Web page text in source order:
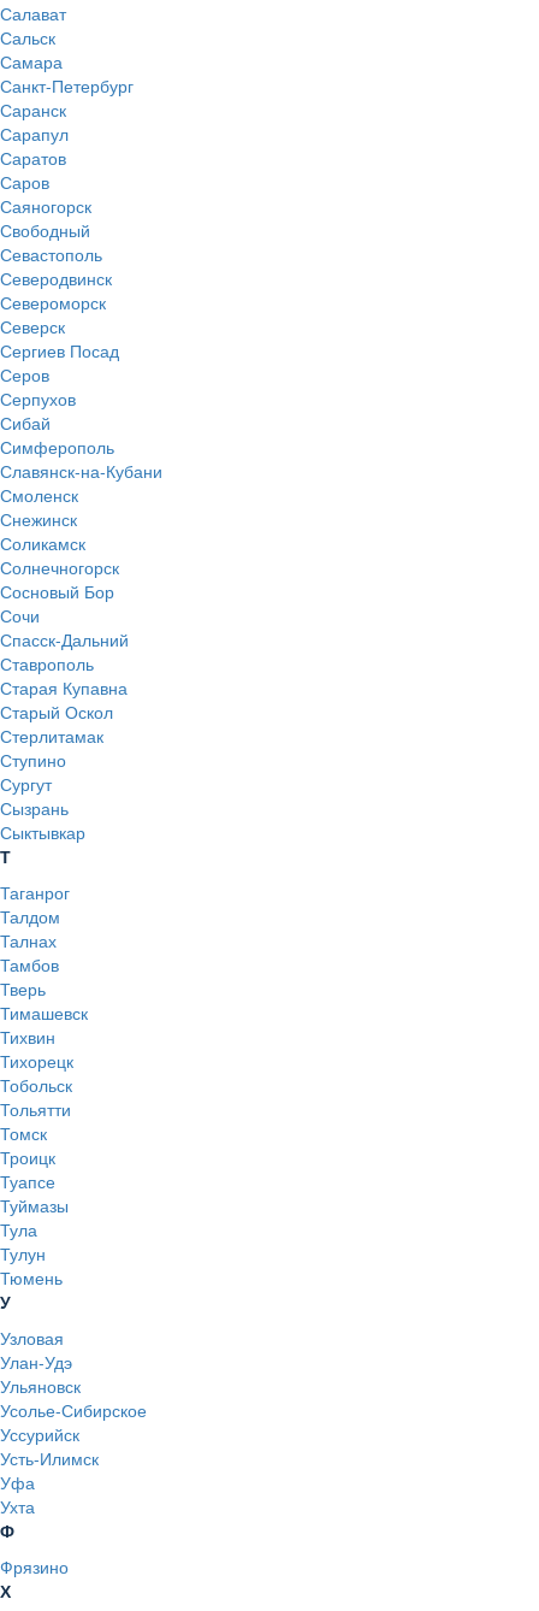
Салават
Сальск
Самара
Санкт-Петербург
Саранск
Сарапул
Саратов
Саров
Саяногорск
Свободный
Севастополь
Северодвинск
Североморск
Северск
Сергиев Посад
Серов
Серпухов
Сибай
Симферополь
Славянск-на-Кубани
Смоленск
Снежинск
Соликамск
Солнечногорск
Сосновый Бор
Сочи
Спасск-Дальний
Ставрополь
Старая Купавна
Старый Оскол
Стерлитамак
Ступино
Сургут
Сызрань
Сыктывкар
Т
Таганрог
Талдом
Талнах
Тамбов
Тверь
Тимашевск
Тихвин
Тихорецк
Тобольск
Тольятти
Томск
Троицк
Туапсе
Туймазы
Тула
Тулун
Тюмень
У
Узловая
Улан-Удэ
Ульяновск
Усолье-Сибирское
Уссурийск
Усть-Илимск
Уфа
Ухта
Ф
Фрязино
Х